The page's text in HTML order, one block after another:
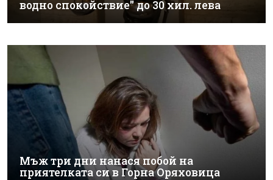
водно спокойствие" до 30 хил. лева
Мъж три дни нанася побой на
приятелката си в Горна Оряховица